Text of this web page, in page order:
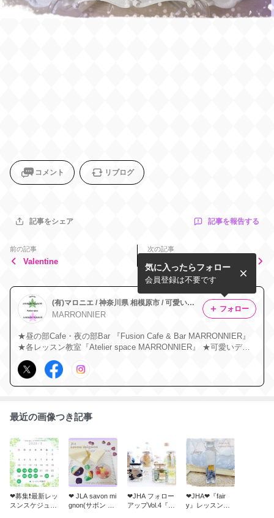
コメント リブログ
記事をシェア 記事を報告する
前の記事
Valentine
次の記事
❤︎ JLA とじこめーるジュニ
アアンバサダー講座❤︎
(有)マロニエ / 神奈川県 相模原市 / 可愛いクラフトやスイーツのレッスンをお洒落なCafe＆Bar 店内で行っています❤︎
MARRONNIER
★昼の部Cafe・夜の部Bar 『Fusion Cafe & Bar MARRONNIER』
★各レッスン教室『Atelier space MARRONNIER』 ★可愛いデコ
スイーツの製造・販売、キッチンカー 営業 『Deco Sweets Shop
MARRONNIR』
気に入ったらフォロー
会員登録は不要です
フォロー
最近の画像つき記事
❤︎募集❗️最新レッ
スンスケジュー
❤︎ JLA savon mi
gnon(サボン ミ
❤︎JHA フォロー
アップVol.4『ハ
❤︎JHA❤︎『fair
y』レッスンご